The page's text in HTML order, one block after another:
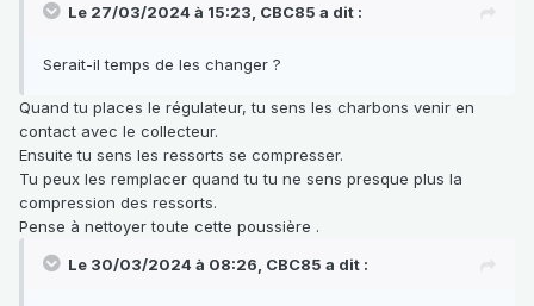
Le 27/03/2024 à 15:23, CBC85 a dit :
Serait-il temps de les changer ?
Quand tu places le régulateur, tu sens les charbons venir en
contact avec le collecteur.
Ensuite tu sens les ressorts se compresser.
Tu peux les remplacer quand tu tu ne sens presque plus la
compression des ressorts.
Pense à nettoyer toute cette poussière .
Le 30/03/2024 à 08:26, CBC85 a dit :